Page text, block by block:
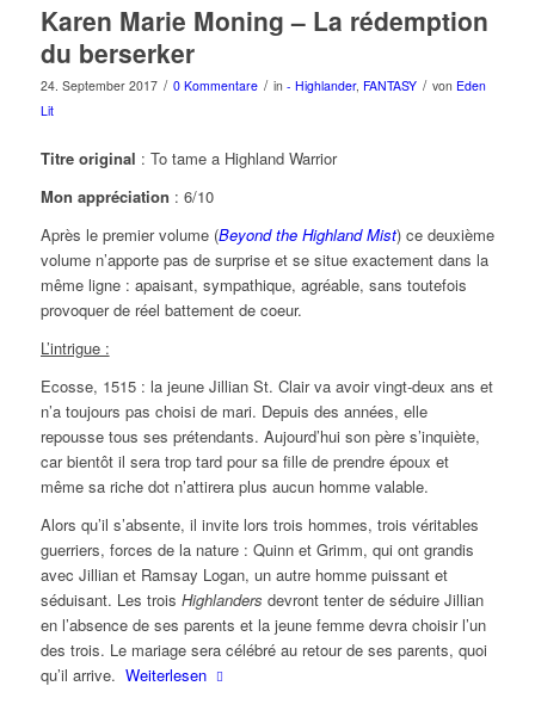
Karen Marie Moning – La rédemption
du berserker
24. September 2017 / 0 Kommentare / in - Highlander, FANTASY / von Eden
Lit
Titre original : To tame a Highland Warrior
Mon appréciation : 6/10
Après le premier volume (Beyond the Highland Mist) ce deuxième
volume n’apporte pas de surprise et se situe exactement dans la
même ligne : apaisant, sympathique, agréable, sans toutefois
provoquer de réel battement de coeur.
L’intrigue :
Ecosse, 1515 : la jeune Jillian St. Clair va avoir vingt-deux ans et
n’a toujours pas choisi de mari. Depuis des années, elle
repousse tous ses prétendants. Aujourd’hui son père s’inquiète,
car bientôt il sera trop tard pour sa fille de prendre époux et
même sa riche dot n’attirera plus aucun homme valable.
Alors qu’il s’absente, il invite lors trois hommes, trois véritables
guerriers, forces de la nature : Quinn et Grimm, qui ont grandis
avec Jillian et Ramsay Logan, un autre homme puissant et
séduisant. Les trois Highlanders devront tenter de séduire Jillian
en l’absence de ses parents et la jeune femme devra choisir l’un
des trois. Le mariage sera célébré au retour de ses parents, quoi
qu’il arrive. Weiterlesen